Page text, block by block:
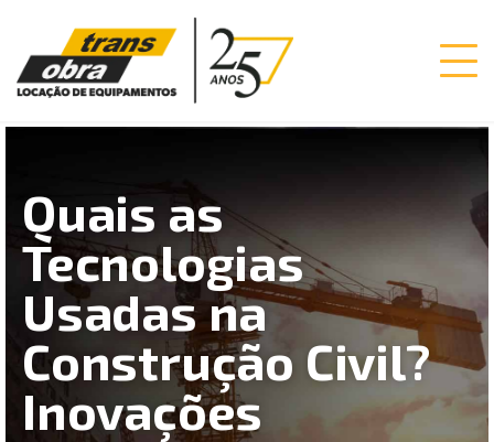
Quais as
Tecnologias
Usadas na
Construção Civil?
Inovações